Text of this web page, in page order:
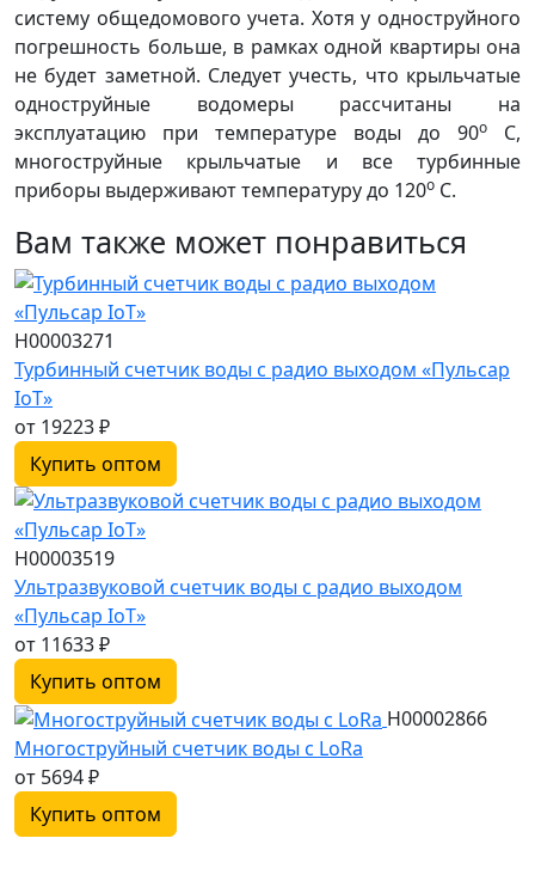
систему общедомового учета. Хотя у одноструйного
погрешность больше, в рамках одной квартиры она
не будет заметной. Следует учесть, что крыльчатые
одноструйные водомеры рассчитаны на
эксплуатацию при температуре воды до 90о
С,
многоструйные крыльчатые и все турбинные
приборы выдерживают температуру до 120о С.
Вам также может понравиться
Н00003271
Турбинный счетчик воды с радио выходом «Пульсар
IoT»
от 19223₽
Купить оптом
Н00003519
Ультразвуковой счетчик воды с радио выходом
«Пульсар IoT»
от 11633₽
Купить оптом
Н00002866
Многоструйный счетчик воды с LoRa
от 5694₽
Купить оптом